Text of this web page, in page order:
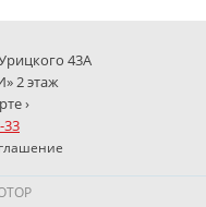
43А
2 этаж
›
33